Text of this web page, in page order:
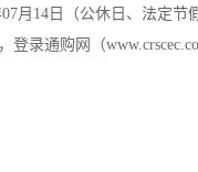
07月 14 日 （公休日、法定节
登录通购网（w